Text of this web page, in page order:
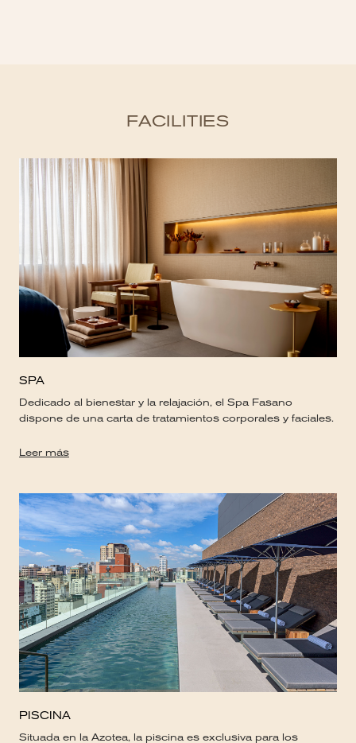
FACILITIES
SPA
Dedicado al bienestar y la relajación, el Spa Fasano
dispone de una carta de tratamientos corporales y faciales.
Leer más
PISCINA
Situada en la Azotea, la piscina es exclusiva para los